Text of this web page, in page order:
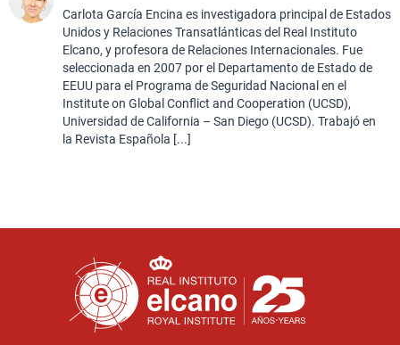
Carlota García Encina es investigadora principal de Estados
Unidos y Relaciones Transatlánticas del Real Instituto
Elcano, y profesora de Relaciones Internacionales. Fue
seleccionada en 2007 por el Departamento de Estado de
EEUU para el Programa de Seguridad Nacional en el
Institute on Global Conflict and Cooperation (UCSD),
Universidad de California – San Diego (UCSD). Trabajó en
la Revista Española [...]